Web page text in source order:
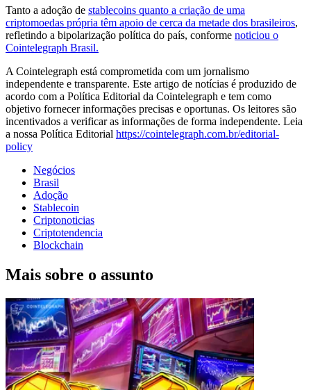
Tanto a adoção de stablecoins quanto a criação de uma
criptomoedas própria têm apoio de cerca da metade dos brasileiros,
refletindo a bipolarização política do país, conforme noticiou o
Cointelegraph Brasil.
A Cointelegraph está comprometida com um jornalismo
independente e transparente. Este artigo de notícias é produzido de
acordo com a Política Editorial da Cointelegraph e tem como
objetivo fornecer informações precisas e oportunas. Os leitores são
incentivados a verificar as informações de forma independente. Leia
a nossa Política Editorial https://cointelegraph.com.br/editorial-
policy
Negócios
Brasil
Adoção
Stablecoin
Criptonoticias
Criptotendencia
Blockchain
Mais sobre o assunto